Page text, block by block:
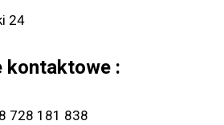
24
kontaktowe :
728 181 838